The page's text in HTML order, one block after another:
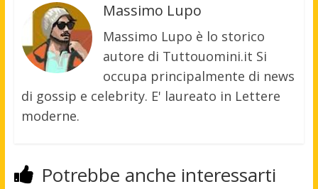
Massimo Lupo
Massimo Lupo è lo storico
autore di Tuttouomini.it Si
occupa principalmente di news
di gossip e celebrity. E' laureato in Lettere
moderne.
Potrebbe anche interessarti